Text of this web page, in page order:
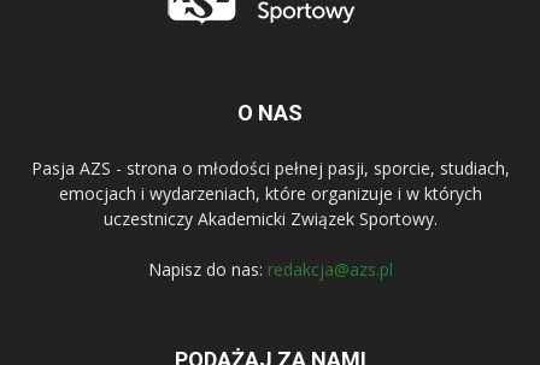
O NAS
Pasja AZS - strona o młodości pełnej pasji, sporcie, studiach,
emocjach i wydarzeniach, które organizuje i w których
uczestniczy Akademicki Związek Sportowy.
Napisz do nas: redakcja@azs.pl
PODĄŻAJ ZA NAMI